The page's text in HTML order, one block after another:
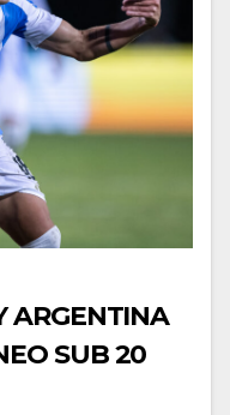
ARGENTINA
SUB 20